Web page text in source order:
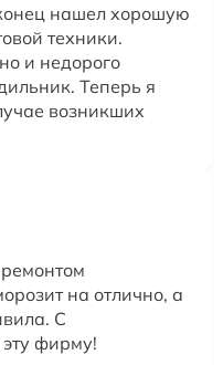
нашел хорошую
техники.
и недорого
Теперь я
возникших
на отлично, а
С
фирму!